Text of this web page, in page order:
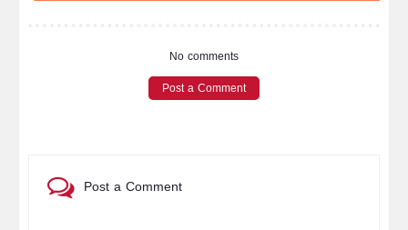
No comments
Post a Comment
Post a Comment